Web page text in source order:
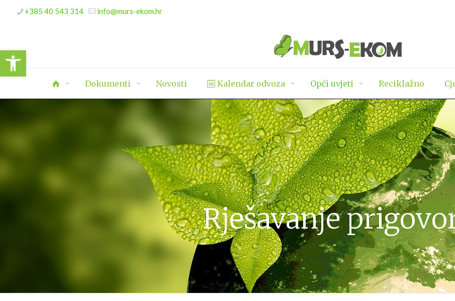
Open toolbar
+385 40 543 314 info@murs-ekom.hr
Dokumenti Novosti Kalendar odvoza Opći uvjeti Reciklažno
Rješavanje